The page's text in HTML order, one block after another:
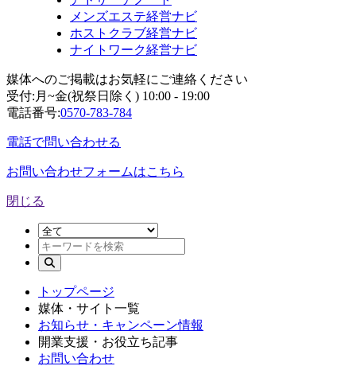
メンズエステ経営ナビ
ホストクラブ経営ナビ
ナイトワーク経営ナビ
媒体へのご掲載はお気軽にご連絡ください
受付:月~金(祝祭日除く) 10:00 - 19:00
電話番号:0570-783-784
電話で問い合わせる
お問い合わせフォームはこちら
閉じる
トップページ
媒体・サイト一覧
お知らせ・キャンペーン情報
開業支援・お役立ち記事
お問い合わせ